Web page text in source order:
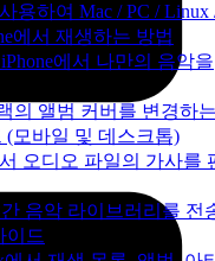
용하여 Mac / PC / Linux
에서 재생하는 방법
에서 나만의 음악을
의 앨범 커버를 변경하
(모바일 및 데스크톱)
오디오 파일의 가사를
음악 라이브러리를 전
이드